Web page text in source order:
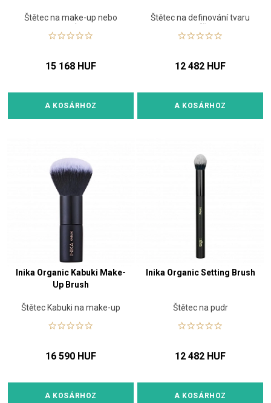
Štětec na make-up nebo
pudr
15 168 HUF
A KOSÁRHOZ
Štětec na definování tvaru
tváře
12 482 HUF
A KOSÁRHOZ
Inika Organic Kabuki Make-
Up Brush
Štětec Kabuki na make-up
16 590 HUF
A KOSÁRHOZ
Inika Organic Setting Brush
Štětec na pudr
12 482 HUF
A KOSÁRHOZ